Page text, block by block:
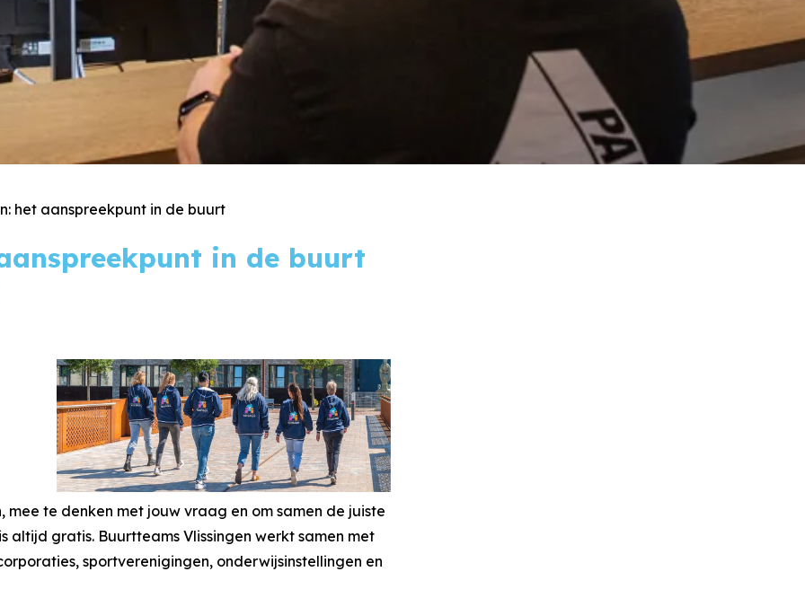
het aanspreekpunt in de buurt
in de buurt
te denken met jouw vraag en om samen de juiste
altijd gratis. Buurtteams Vlissingen werkt samen met
sportverenigingen, onderwijsinstellingen en